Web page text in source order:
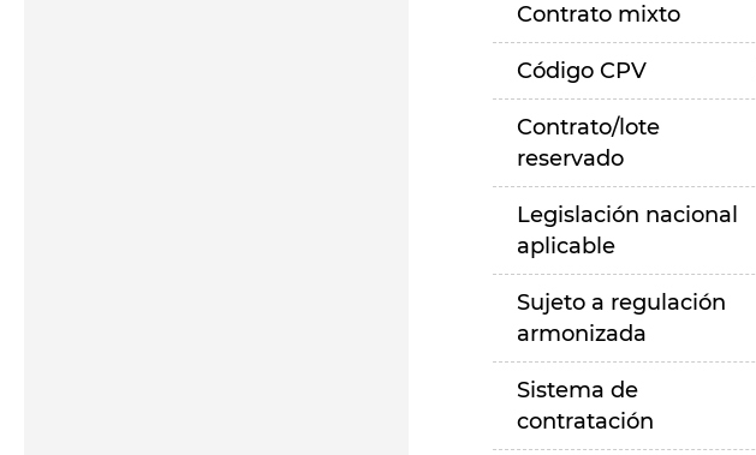
Contrato mixto
Código CPV
Contrato/lote
reservado
Legislación nacional
aplicable
Sujeto a regulación
armonizada
Sistema de
contratación